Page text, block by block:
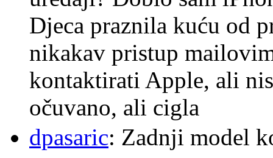
Djeca praznila kuću od
nikakav pristup
kontaktirati Apple, ali
očuvano, ali cigla
dpasaric: Zadnji model